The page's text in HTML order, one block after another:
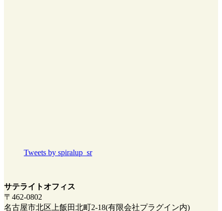
Tweets by spiralup_sr
サテライトオフィス
〒462-0802
名古屋市北区上飯田北町2-18(有限会社プラグイン内)